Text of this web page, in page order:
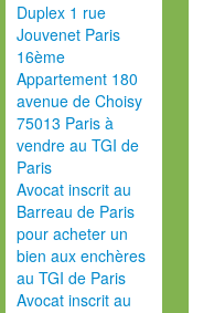
Duplex 1 rue
Jouvenet Paris
16ème
Appartement 180
avenue de Choisy
75013 Paris à
vendre au TGI de
Paris
Avocat inscrit au
Barreau de Paris
pour acheter un
bien aux enchères
au TGI de Paris
Avocat inscrit au